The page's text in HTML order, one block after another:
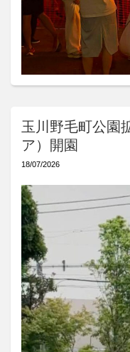
玉川野毛町公園
ア）開園
18/07/2026